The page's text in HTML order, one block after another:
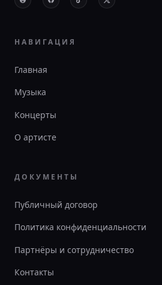
НАВИГАЦИЯ
Главная
Музыка
Концерты
О артисте
ДОКУМЕНТЫ
Публичный договор
Политика конфиденциальности
Партнёры и сотрудничество
Контакты